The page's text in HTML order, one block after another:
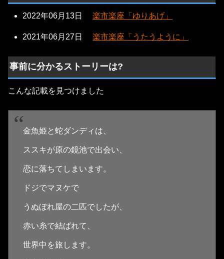
2022年06月13日 楽市楽座「ゆりあげ」
2021年06月27日 楽市楽座「うたうように」
事前に分かるストーリーは?
こんな記載を見つけました
金魚姫と蛇ダンディは、
ススキが原の鏡池で出会い、
恋に落ちてしまいます。
ドジでマヌケで
うぬぼれ屋の二匹でしたが、
赤い糸で結ばれて、
世界中を旅します。